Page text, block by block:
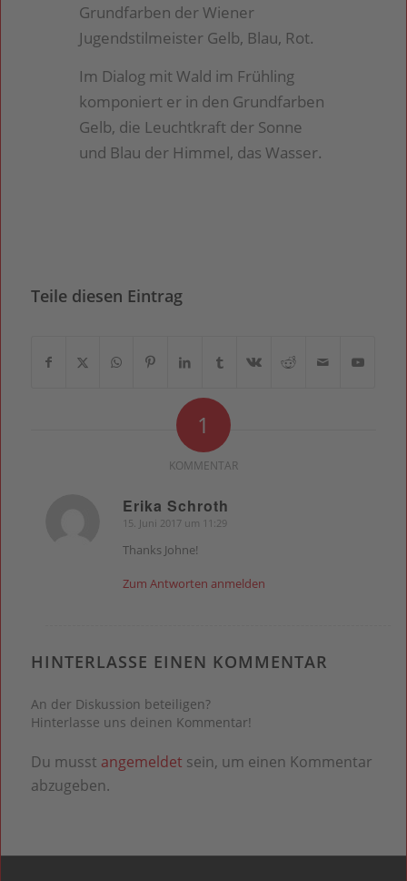
Grundfarben der Wiener
Jugendstilmeister Gelb, Blau, Rot.
Im Dialog mit Wald im Frühling
komponiert er in den Grundfarben
Gelb, die Leuchtkraft der Sonne
und Blau der Himmel, das Wasser.
Teile diesen Eintrag
1
KOMMENTAR
Erika Schroth
sagte:
15. Juni 2017 um 11:29
Thanks Johne!
Zum Antworten anmelden
HINTERLASSE EINEN KOMMENTAR
An der Diskussion beteiligen?
Hinterlasse uns deinen Kommentar!
Du musst angemeldet sein, um einen Kommentar
abzugeben.